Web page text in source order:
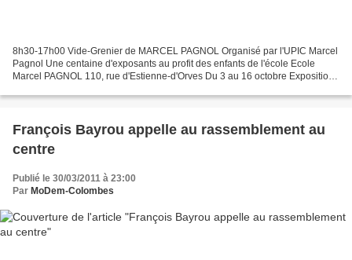
8h30-17h00 Vide-Grenier de MARCEL PAGNOL Organisé par l'UPIC Marcel
Pagnol Une centaine d'exposants au profit des enfants de l'école Ecole
Marcel PAGNOL 110, rue d'Estienne-d'Orves Du 3 au 16 octobre Exposition
François Bayrou appelle au rassemblement au
centre
Publié le 30/03/2011 à 23:00
Par MoDem-Colombes